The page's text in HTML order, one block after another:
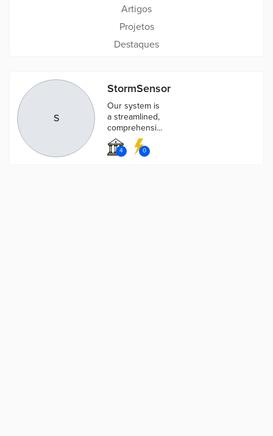
Artigos
Projetos
Destaques
S
StormSensor
Our system is
a streamlined,
comprehensive
approach to
monitor
4 0